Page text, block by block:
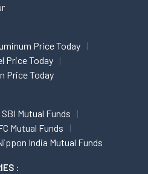
Price Today
Price Today
Price Today
SBI Mutual Funds
Mutual Funds
India Mutual Funds
: